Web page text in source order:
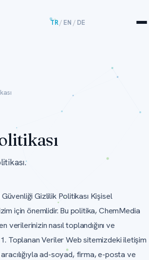
TR/ EN / DE
Gizlilik Politikası Kişisel
için önemlidir. Bu politika, ChemMedia
verilerinizin nasıl toplandığını ve
1. Toplanan Veriler Web sitemizdeki iletişim
ad-soyad, firma, e-posta ve